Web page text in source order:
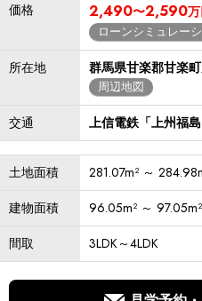
価格 2,490〜2,590万
ローンシミュレー
所在地 群馬県甘楽郡甘楽町
周辺地図
交通 上信電鉄「上州福
土地面積
281.07m² ～
建物面積
96.05m² ～
間取
3LDK～4LDK